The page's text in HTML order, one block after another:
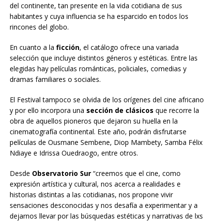
del continente, tan presente en la vida cotidiana de sus
habitantes y cuya influencia se ha esparcido en todos los
rincones del globo.
En cuanto a la ficción, el catálogo ofrece una variada
selección que incluye distintos géneros y estéticas. Entre las
elegidas hay películas románticas, policiales, comedias y
dramas familiares o sociales.
El Festival tampoco se olvida de los orígenes del cine africano
y por ello incorpora una sección de clásicos que recorre la
obra de aquellos pioneros que dejaron su huella en la
cinematografía continental. Este año, podrán disfrutarse
películas de Ousmane Sembene, Diop Mambety, Samba Félix
Ndiaye e Idrissa Ouedraogo, entre otros.
Desde Observatorio Sur “creemos que el cine, como
expresión artística y cultural, nos acerca a realidades e
historias distintas a las cotidianas, nos propone vivir
sensaciones desconocidas y nos desafía a experimentar y a
dejarnos llevar por las búsquedas estéticas y narrativas de lxs